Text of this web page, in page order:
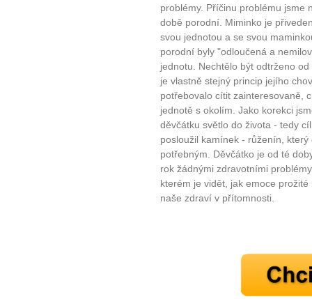
Máte pocit, že jste unaveni
Jak mít více energie
Jak vnést do života
Jak být šťastnější
problémy. Příčinu problému jsme
době porodní. Miminko je
svou jednotou a se svou
porodní byly "odloučená a
jednotu. Nechtělo být odtrženo
je vlastně stejný princip jejího
potřebovalo cítit zainteresovaně,
jednotě s okolím. Jako korekci
děvčátku světlo do života - tedy
posloužil kamínek - růženín,
potřebným. Děvčátko je od té
rok žádnými zdravotními
kterém je vidět, jak emoce
naše zdraví v přítomnosti.